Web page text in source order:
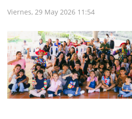
Viernes, 29 May 2026 11:54